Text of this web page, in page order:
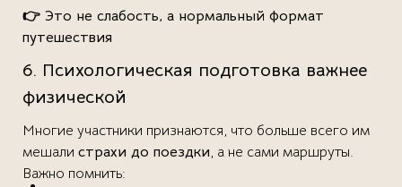
👉 Это не слабость, а нормальный формат
путешествия
6. Психологическая подготовка важнее
физической
Многие участники признаются, что больше всего им
мешали страхи до поездки, а не сами маршруты.
Важно помнить: